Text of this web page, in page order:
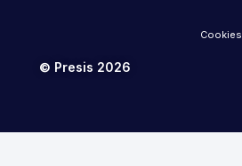
© Presis 2026
Cookies